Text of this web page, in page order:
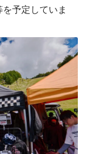
予定していま